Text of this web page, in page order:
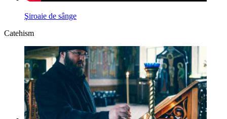
Şiroaie de sânge
Catehism